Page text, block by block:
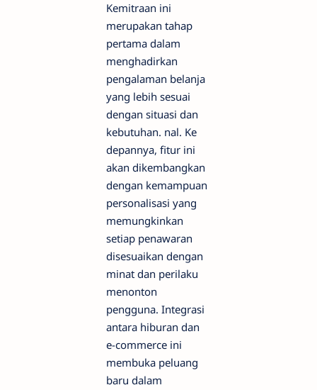
Kemitraan ini
merupakan tahap
pertama dalam
menghadirkan
pengalaman belanja
yang lebih sesuai
dengan situasi dan
kebutuhan. nal. Ke
depannya, fitur ini
akan dikembangkan
dengan kemampuan
personalisasi yang
memungkinkan
setiap penawaran
disesuaikan dengan
minat dan perilaku
menonton
pengguna. Integrasi
antara hiburan dan
e-commerce ini
membuka peluang
baru dalam